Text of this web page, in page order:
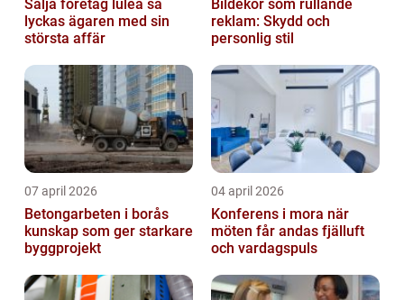
Sälja företag luleå så
lyckas ägaren med sin
största affär
Bildekor som rullande
reklam: Skydd och
personlig stil
07 april 2026
Betongarbeten i borås
kunskap som ger starkare
byggprojekt
04 april 2026
Konferens i mora när
möten får andas fjälluft
och vardagspuls